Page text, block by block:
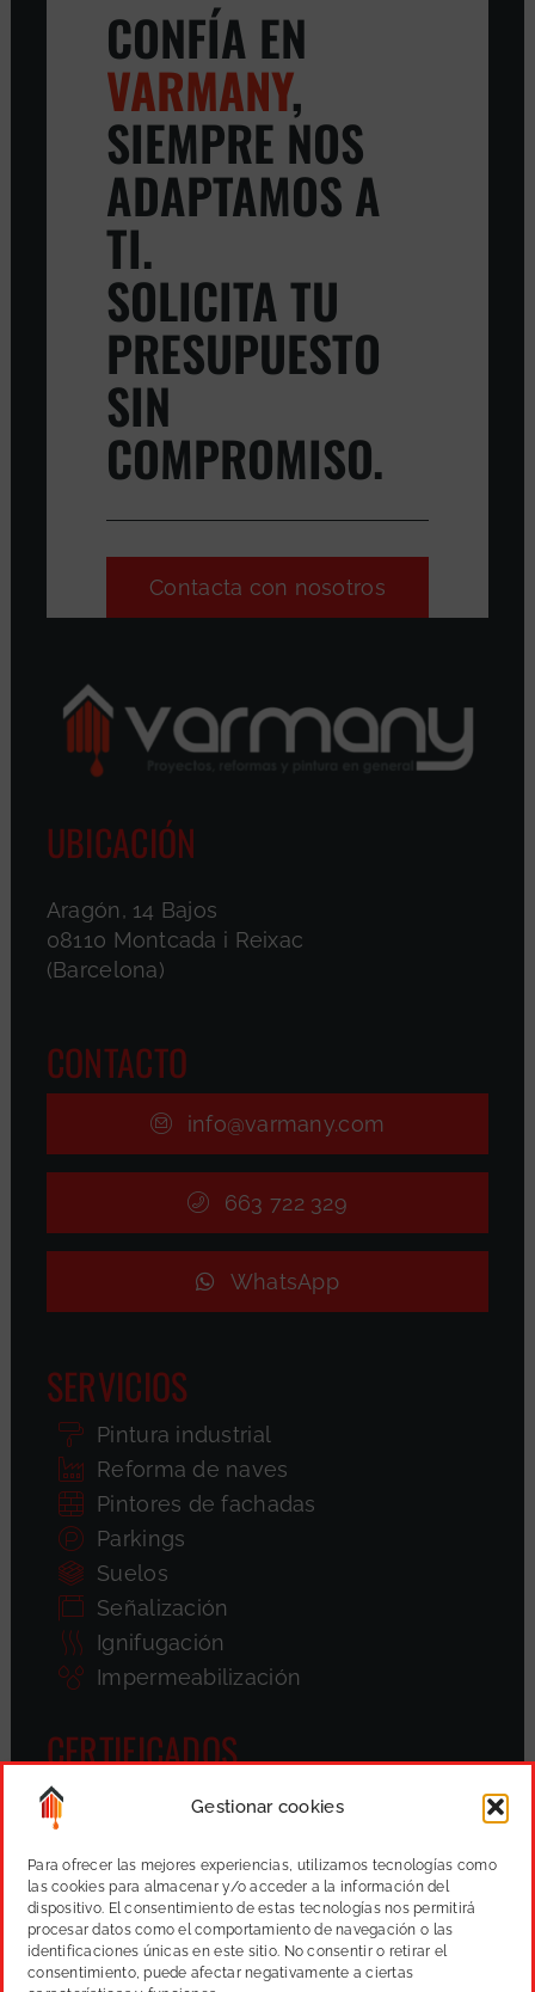
Gestionar cookies
Para ofrecer las mejores experiencias, utilizamos tecnologías como
las cookies para almacenar y/o acceder a la información del
dispositivo. El consentimiento de estas tecnologías nos permitirá
procesar datos como el comportamiento de navegación o las
identificaciones únicas en este sitio. No consentir o retirar el
consentimiento, puede afectar negativamente a ciertas
CONFÍA EN
VARMANY,
SIEMPRE NOS
ADAPTAMOS A
TI.
SOLICITA TU
PRESUPUESTO
SIN
COMPROMISO.
Contacta con nosotros
UBICACIÓN
Aragón, 14 Bajos
08110 Montcada i Reixac
(Barcelona)
CONTACTO
info@varmany.com
663 722 329
WhatsApp
SERVICIOS
Pintura industrial
Reforma de naves
Pintores de fachadas
Parkings
Suelos
Señalización
Ignifugación
Impermeabilización
CERTIFICADOS